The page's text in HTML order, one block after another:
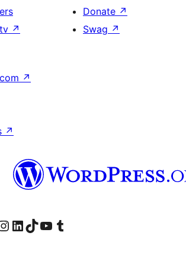
↗
Donate ↗
Swag ↗
↗
↗
account
side ús Instagram-akkount
Besykje ús LinkedIn akkount
Visit our TikTok account
Visit our YouTube channel
Visit our Tumblr account